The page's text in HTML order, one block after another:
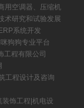
用空调器、压缩机
术研究和试验发展
系统开发
狗狗专业平台
工程有限公司
工程设计及咨询
饰工程|机电设